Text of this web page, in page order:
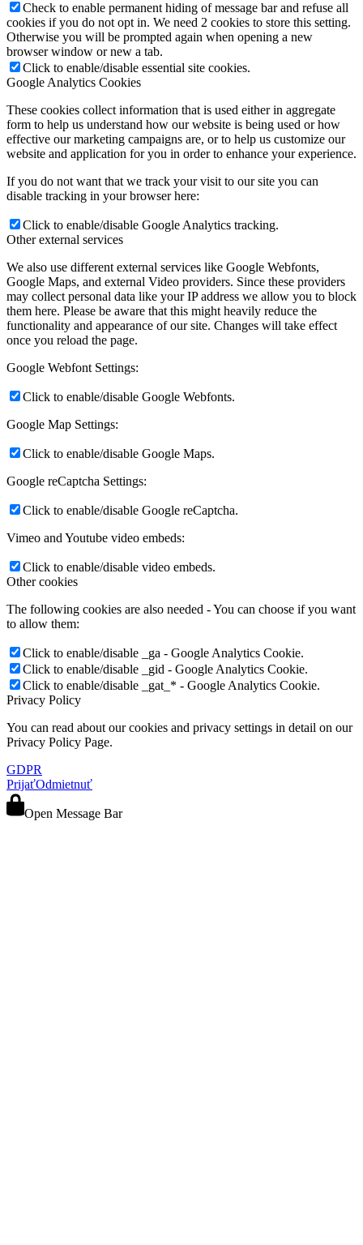
KONTAKT
Menu
Check to enable permanent hiding of message bar and refuse all
cookies if you do not opt in. We need 2 cookies to store this setting.
Otherwise you will be prompted again when opening a new
browser window or new a tab.
Click to enable/disable essential site cookies.
Google Analytics Cookies
These cookies collect information that is used either in aggregate
form to help us understand how our website is being used or how
effective our marketing campaigns are, or to help us customize our
website and application for you in order to enhance your experience.
If you do not want that we track your visit to our site you can
disable tracking in your browser here:
Click to enable/disable Google Analytics tracking.
Other external services
We also use different external services like Google Webfonts,
Google Maps, and external Video providers. Since these providers
may collect personal data like your IP address we allow you to block
them here. Please be aware that this might heavily reduce the
functionality and appearance of our site. Changes will take effect
once you reload the page.
Google Webfont Settings:
Click to enable/disable Google Webfonts.
Google Map Settings:
Click to enable/disable Google Maps.
Google reCaptcha Settings:
Click to enable/disable Google reCaptcha.
Vimeo and Youtube video embeds:
Click to enable/disable video embeds.
Other cookies
The following cookies are also needed - You can choose if you want
to allow them:
Click to enable/disable _ga - Google Analytics Cookie.
Click to enable/disable _gid - Google Analytics Cookie.
Click to enable/disable _gat_* - Google Analytics Cookie.
Privacy Policy
You can read about our cookies and privacy settings in detail on our
Privacy Policy Page.
GDPR
PrijaťOdmietnuť
Open Message Bar